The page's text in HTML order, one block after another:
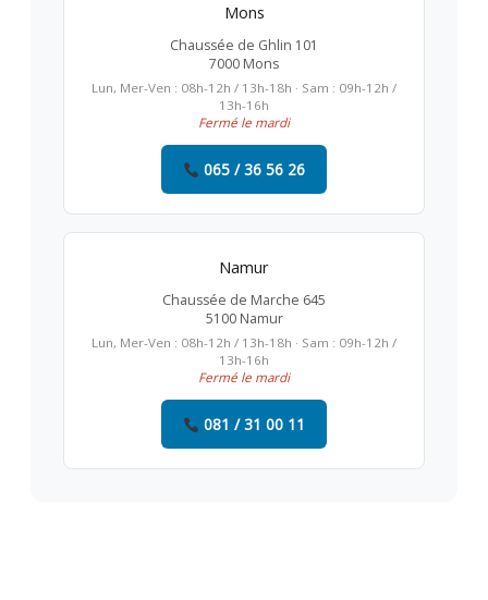
Mons
Chaussée de Ghlin 101
7000 Mons
Lun, Mer-Ven : 08h-12h / 13h-18h · Sam : 09h-12h /
13h-16h
Fermé le mardi
065 / 36 56 26
Namur
Chaussée de Marche 645
5100 Namur
Lun, Mer-Ven : 08h-12h / 13h-18h · Sam : 09h-12h /
13h-16h
Fermé le mardi
081 / 31 00 11